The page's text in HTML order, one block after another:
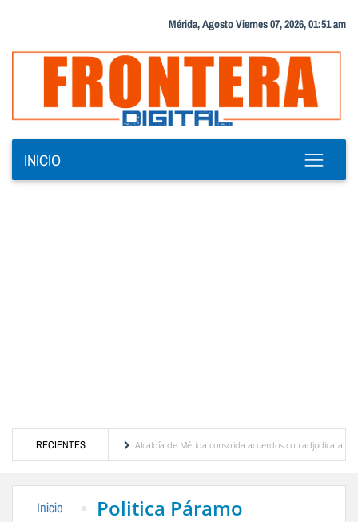
Mérida, Agosto Viernes 07, 2026, 01:51 am
INICIO
RECIENTES
R.
Alcaldía de Mérida consolida acuerdos con adjudicatarios del Mercado
Inicio Politica Páramo